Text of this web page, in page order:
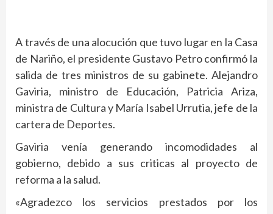
A través de una alocución que tuvo lugar en la Casa
de Nariño, el presidente Gustavo Petro confirmó la
salida de tres ministros de su gabinete. Alejandro
Gaviria, ministro de Educación, Patricia Ariza,
ministra de Cultura y María Isabel Urrutia, jefe de la
cartera de Deportes.
Gaviria venía generando incomodidades al
gobierno, debido a sus criticas al proyecto de
reforma a la salud.
«Agradezco los servicios prestados por los